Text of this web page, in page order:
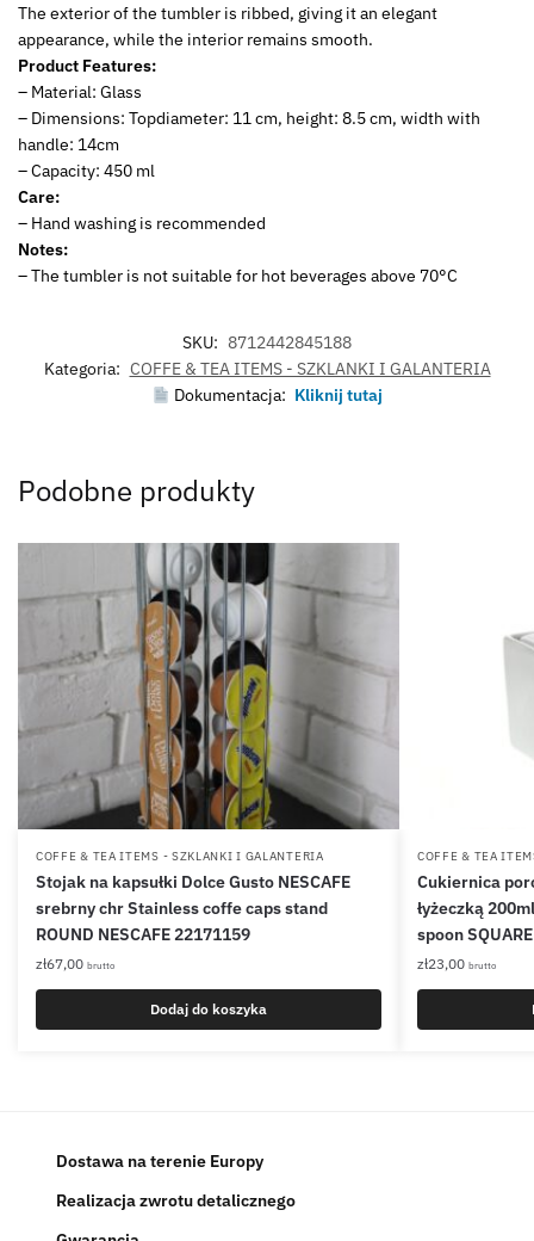
The exterior of the tumbler is ribbed, giving it an elegant
appearance, while the interior remains smooth.
Product Features:
– Material: Glass
– Dimensions: Topdiameter: 11 cm, height: 8.5 cm, width with
handle: 14cm
– Capacity: 450 ml
Care:
– Hand washing is recommended
Notes:
– The tumbler is not suitable for hot beverages above 70°C
SKU: 8712442845188
Kategoria: COFFE & TEA ITEMS - SZKLANKI I GALANTERIA
Dokumentacja: Kliknij tutaj
Podobne produkty
COFFE & TEA ITEMS - SZKLANKI I GALANTERIA
Stojak na kapsułki Dolce Gusto NESCAFE
srebrny chr Stainless coffe caps stand
ROUND NESCAFE 22171159
zł67,00 brutto
Dodaj do koszyka
COFFE & TEA
Cukiernica
łyżeczką
spoon
zł23,00 brutto
Dostawa na terenie Europy
Realizacja zwrotu detalicznego